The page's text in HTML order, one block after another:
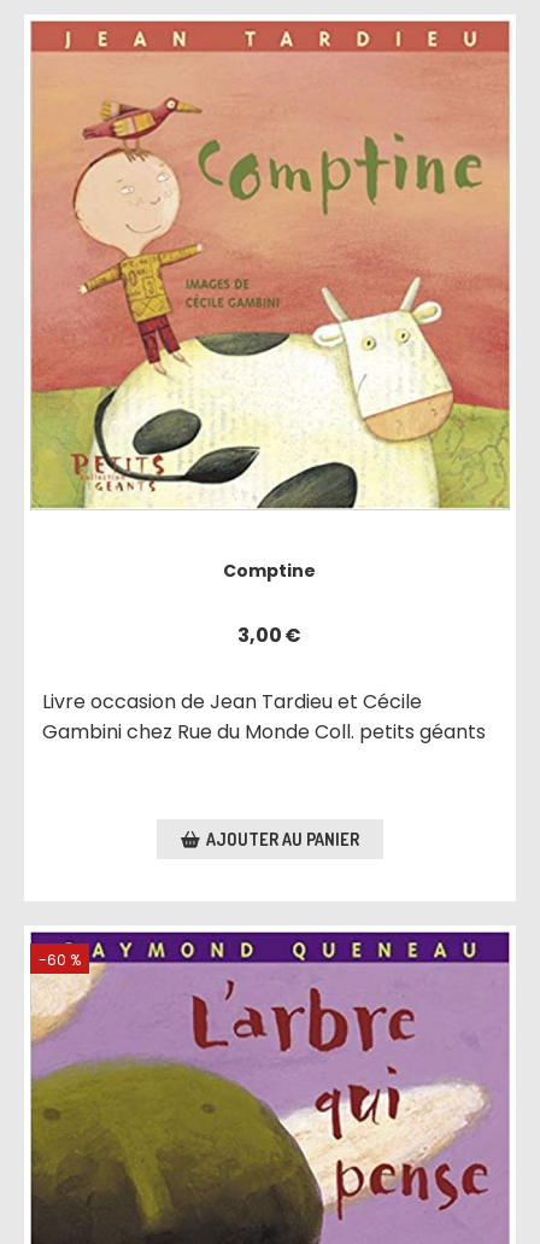
Comptine
3,00€
Livre occasion de Jean Tardieu et Cécile
Gambini chez Rue du Monde Coll. petits géants
AJOUTER AU PANIER
-60 %